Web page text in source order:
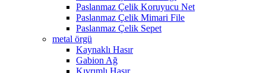
Paslanmaz Çelik Koruyucu Net
Paslanmaz Çelik Mimari File
Paslanmaz Çelik Sepet
metal örgü
Kaynaklı Hasır
Gabion Ağ
Kıvrımlı Hasır